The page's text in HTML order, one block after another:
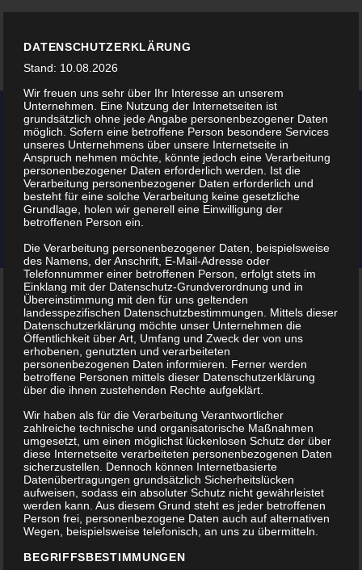
ZIMBELN SCHLICHT, INNEN MIT
GRAVUR
Home
Zimbeln schlicht, innen mit Gravur
DATENSCHUTZERKLÄRUNG
Stand: 10.08.2026
Wir freuen uns sehr über Ihr Interesse an unserem
Unternehmen. Eine Nutzung der Internetseiten ist
grundsätzlich ohne jede Angabe personenbezogener Daten
möglich. Sofern eine betroffene Person besondere Services
unseres Unternehmens über unsere Internetseite in
Anspruch nehmen möchte, könnte jedoch eine Verarbeitung
personenbezogener Daten erforderlich werden. Ist die
Verarbeitung personenbezogener Daten erforderlich und
besteht für eine solche Verarbeitung keine gesetzliche
Grundlage, holen wir generell eine Einwilligung der
betroffenen Person ein.
Die Verarbeitung personenbezogener Daten, beispielsweise
des Namens, der Anschrift, E-Mail-Adresse oder
Telefonnummer einer betroffenen Person, erfolgt stets im
Einklang mit der Datenschutz-Grundverordnung und in
Übereinstimmung mit den für uns geltenden
landesspezifischen Datenschutzbestimmungen. Mittels dieser
Datenschutzerklärung möchte unser Unternehmen die
Öffentlichkeit über Art, Umfang und Zweck der von uns
erhobenen, genutzten und verarbeiteten
personenbezogenen Daten informieren. Ferner werden
betroffene Personen mittels dieser Datenschutzerklärung
über die ihnen zustehenden Rechte aufgeklärt.
Wir haben als für die Verarbeitung Verantwortlicher
zahlreiche technische und organisatorische Maßnahmen
umgesetzt, um einen möglichst lückenlosen Schutz der über
diese Internetseite verarbeiteten personenbezogenen Daten
sicherzustellen. Dennoch können Internetbasierte
Datenübertragungen grundsätzlich Sicherheitslücken
aufweisen, sodass ein absoluter Schutz nicht gewährleistet
werden kann. Aus diesem Grund steht es jeder betroffenen
Person frei, personenbezogene Daten auch auf alternativen
Wegen, beispielsweise telefonisch, an uns zu übermitteln.
BEGRIFFSBESTIMMUNGEN